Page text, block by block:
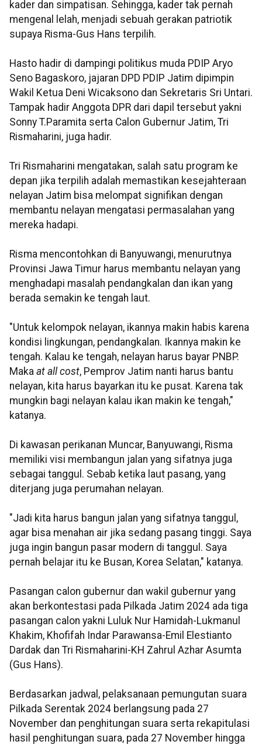
kader dan simpatisan. Sehingga, kader tak pernah
mengenal lelah, menjadi sebuah gerakan patriotik
supaya Risma-Gus Hans terpilih.
Hasto hadir di dampingi politikus muda PDIP Aryo
Seno Bagaskoro, jajaran DPD PDIP Jatim dipimpin
Wakil Ketua Deni Wicaksono dan Sekretaris Sri Untari.
Tampak hadir Anggota DPR dari dapil tersebut yakni
Sonny T.Paramita serta Calon Gubernur Jatim, Tri
Rismaharini, juga hadir.
Tri Rismaharini mengatakan, salah satu program ke
depan jika terpilih adalah memastikan kesejahteraan
nelayan Jatim bisa melompat signifikan dengan
membantu nelayan mengatasi permasalahan yang
mereka hadapi.
Risma mencontohkan di Banyuwangi, menurutnya
Provinsi Jawa Timur harus membantu nelayan yang
menghadapi masalah pendangkalan dan ikan yang
berada semakin ke tengah laut.
"Untuk kelompok nelayan, ikannya makin habis karena
kondisi lingkungan, pendangkalan. Ikannya makin ke
tengah. Kalau ke tengah, nelayan harus bayar PNBP.
Maka at all cost, Pemprov Jatim nanti harus bantu
nelayan, kita harus bayarkan itu ke pusat. Karena tak
mungkin bagi nelayan kalau ikan makin ke tengah,"
katanya.
Di kawasan perikanan Muncar, Banyuwangi, Risma
memiliki visi membangun jalan yang sifatnya juga
sebagai tanggul. Sebab ketika laut pasang, yang
diterjang juga perumahan nelayan.
"Jadi kita harus bangun jalan yang sifatnya tanggul,
agar bisa menahan air jika sedang pasang tinggi. Saya
juga ingin bangun pasar modern di tanggul. Saya
pernah belajar itu ke Busan, Korea Selatan," katanya.
Pasangan calon gubernur dan wakil gubernur yang
akan berkontestasi pada Pilkada Jatim 2024 ada tiga
pasangan calon yakni Luluk Nur Hamidah-Lukmanul
Khakim, Khofifah Indar Parawansa-Emil Elestianto
Dardak dan Tri Rismaharini-KH Zahrul Azhar Asumta
(Gus Hans).
Berdasarkan jadwal, pelaksanaan pemungutan suara
Pilkada Serentak 2024 berlangsung pada 27
November dan penghitungan suara serta rekapitulasi
hasil penghitungan suara, pada 27 November hingga